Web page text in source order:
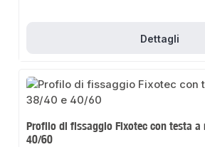
Dettagli
Profilo di fissaggio Fixotec con testa a
40/60